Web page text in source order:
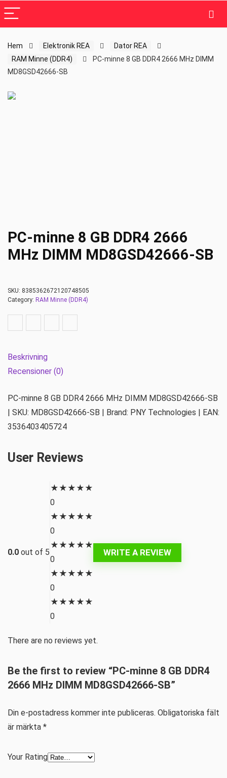
Hem Elektronik REA
Dator REA
RAM Minne (DDR4)
PC-minne 8 GB DDR4 2666 MHz DIMM
MD8GSD42666-SB
PC-minne 8 GB DDR4 2666
MHz DIMM MD8GSD42666-SB
SKU: 8385362672120748505
Category: RAM Minne (DDR4)
Beskrivning
Recensioner (0)
PC-minne 8 GB DDR4 2666 MHz DIMM MD8GSD42666-SB
| SKU: MD8GSD42666-SB | Brand: PNY Technologies | EAN:
3536403405724
User Reviews
0.0 out of 5
★ ★ ★ ★ ★
0
★ ★ ★ ★ ★
0
★ ★ ★ ★ ★
0
★ ★ ★ ★ ★
0
★ ★ ★ ★ ★
0
WRITE A REVIEW
There are no reviews yet.
Be the first to review “PC-minne 8 GB DDR4
2666 MHz DIMM MD8GSD42666-SB”
Din e-postadress kommer inte publiceras. Obligatoriska fält
är märkta *
Your Rating